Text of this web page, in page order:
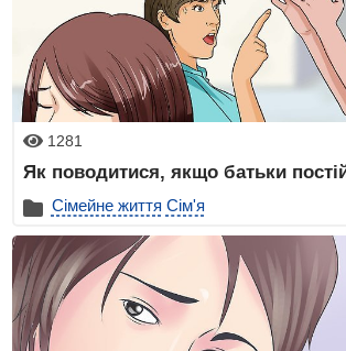
1281
Як поводитися, якщо батьки
Сімейне життя Сім'я